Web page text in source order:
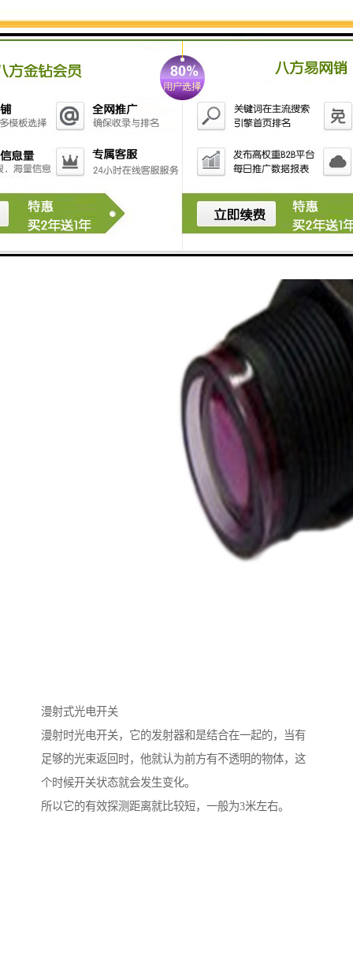
尘，可靠性高，适用范围比较广，安装也很方便。
漫射式光电开关
漫射时光电开关，它的发射器和是结合在一起的，当有
足够的光束返回时，他就认为前方有不透明的物体，这
个时候开关状态就会发生变化。
所以它的有效探测距离就比较短，一般为3米左右。